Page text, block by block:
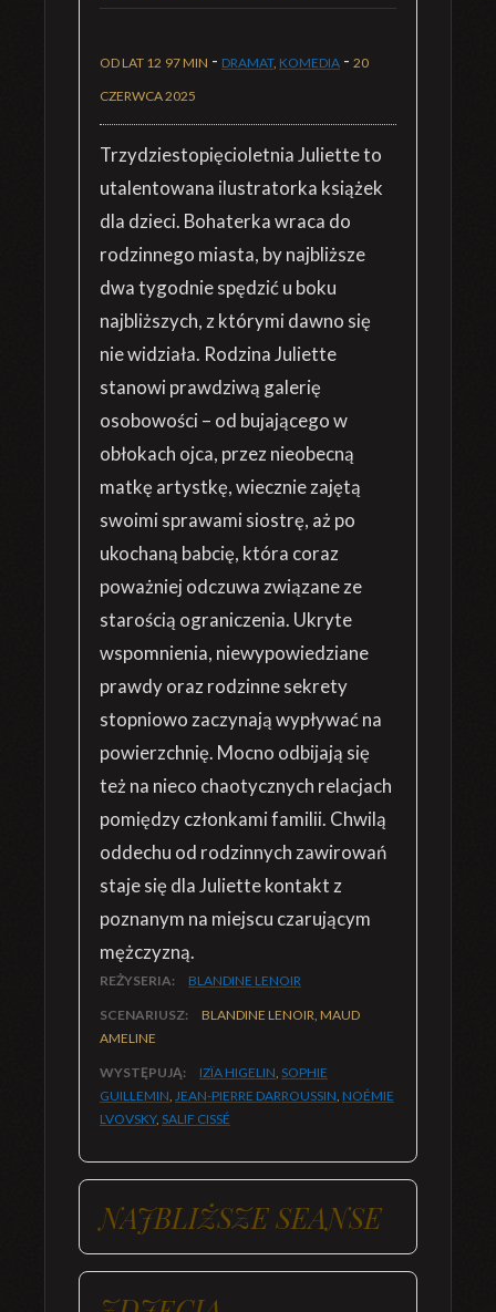
OD LAT 12 97 MIN - DRAMAT, KOMEDIA - 20
CZERWCA 2025
Trzydziestopięcioletnia Juliette to
utalentowana ilustratorka książek
dla dzieci. Bohaterka wraca do
rodzinnego miasta, by najbliższe
dwa tygodnie spędzić u boku
najbliższych, z którymi dawno się
nie widziała. Rodzina Juliette
stanowi prawdziwą galerię
osobowości – od bujającego w
obłokach ojca, przez nieobecną
matkę artystkę, wiecznie zajętą
swoimi sprawami siostrę, aż po
ukochaną babcię, która coraz
poważniej odczuwa związane ze
starością ograniczenia. Ukryte
wspomnienia, niewypowiedziane
prawdy oraz rodzinne sekrety
stopniowo zaczynają wypływać na
powierzchnię. Mocno odbijają się
też na nieco chaotycznych relacjach
pomiędzy członkami familii. Chwilą
oddechu od rodzinnych zawirowań
staje się dla Juliette kontakt z
poznanym na miejscu czarującym
mężczyzną.
REŻYSERIA: BLANDINE LENOIR
SCENARIUSZ:
BLANDINE LENOIR, MAUD
AMELINE
WYSTĘPUJĄ: IZÏA HIGELIN, SOPHIE
GUILLEMIN, JEAN-PIERRE DARROUSSIN, NOÉMIE
LVOVSKY, SALIF CISSÉ
NAJBLIŻSZE SEANSE